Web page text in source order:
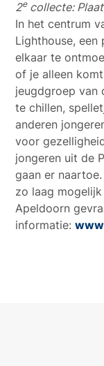
2ecollecte:
In het centrum
Lighthouse,
elkaar te
of je alleen
jeugdgroep van
te chillen,
anderen
voor
jongeren uit de
gaan er
zo laag
Apeldoorn
informatie: